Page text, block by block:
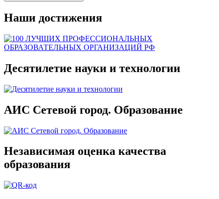
Наши достижения
Десятилетие науки и технологии
АИС Сетевой город. Образование
Независимая оценка качества
образования